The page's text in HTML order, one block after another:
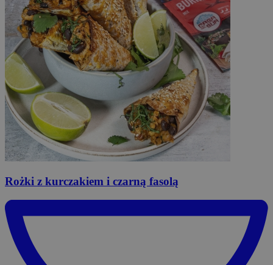
Rożki z kurczakiem i czarną fasolą